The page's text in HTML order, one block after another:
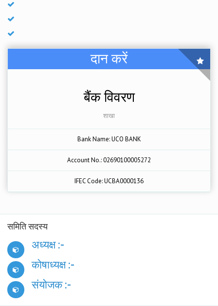
दान करें
बैंक विवरण
शाखा
Bank Name: UCO BANK
Account No.: 02690100005272
IFEC Code: UCBA0000136
समिति सदस्य
अध्यक्ष :-
कोषाध्यक्ष :-
संयोजक :-